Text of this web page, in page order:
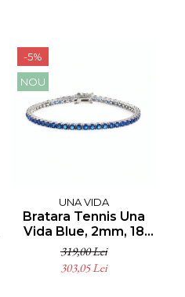
-5%
NOU
UNA VIDA
Bratara Tennis Una
Vida Blue, 2mm, 18
cm, Argint 925
319,00 Lei
303,05 Lei